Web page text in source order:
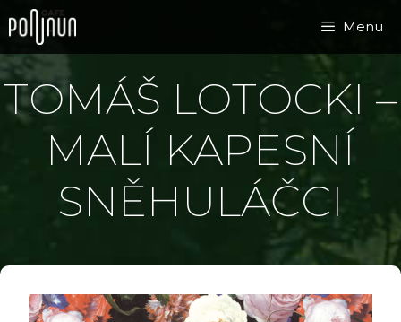
Přeskočit
na
obsah
Menu
TOMÁŠ LOTOCKI –
MALÍ KAPESNÍ
SNĚHULÁČCI